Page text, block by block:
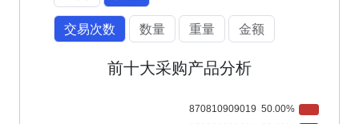
交易次数
数量 重量 金额
前十大采购产品分析